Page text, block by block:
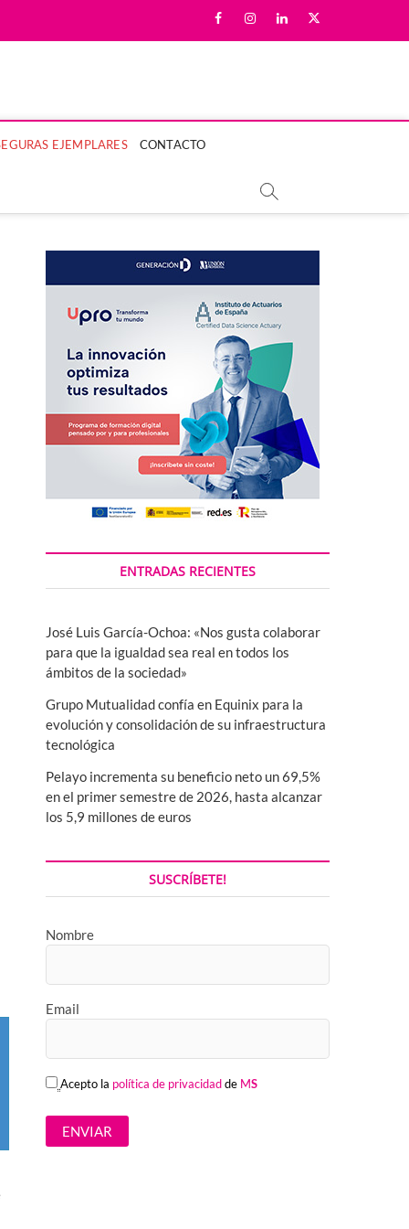
facebookinstagram
linkedintwitter
EJEMPLARES CONTACTO
ENTRADAS RECIENTES
José Luis García-Ochoa: «Nos gusta colaborar
para que la igualdad sea real en todos los
ámbitos de la sociedad»
Grupo Mutualidad confía en Equinix para la
evolución y consolidación de su infraestructura
tecnológica
Pelayo incrementa su beneficio neto un 69,5%
en el primer semestre de 2026, hasta alcanzar
los 5,9 millones de euros
SUSCRÍBETE!
Nombre
Email
Acepto la política de privacidadde MS